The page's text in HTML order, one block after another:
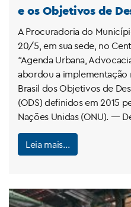
e os Objetivos de
Sustentável
A Procuradoria do
20/5, em sua sede, no
“Agenda Urbana,
abordou a
Brasil dos Objetivos de
(ODS) definidos em 2015
Nações Unidas (ONU). —
Leia mais…